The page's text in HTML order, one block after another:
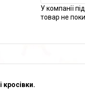
У компанії
товар не
кросівки.